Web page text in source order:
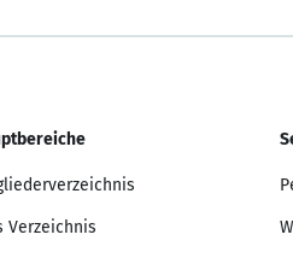
Verzeichnis